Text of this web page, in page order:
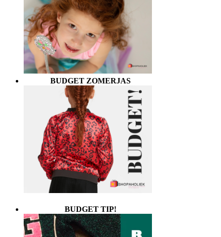
BUDGET ZOMERJAS
BUDGET TIP!